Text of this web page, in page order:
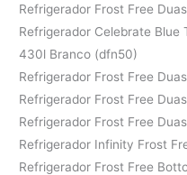
Refrigerador Frost Free
Refrigerador Celebrate Blue
430l Branco (dfn50)
Refrigerador Frost Free
Refrigerador Frost Free
Refrigerador Frost Free
Refrigerador Infinity Frost
Refrigerador Frost Free